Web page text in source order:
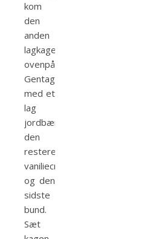
kom
den
anden
lagkagebund
ovenpå.
Gentag
med et
lag
jordbær,
den
resterende
vaniliecreme
og den
sidste
bund.
Sæt